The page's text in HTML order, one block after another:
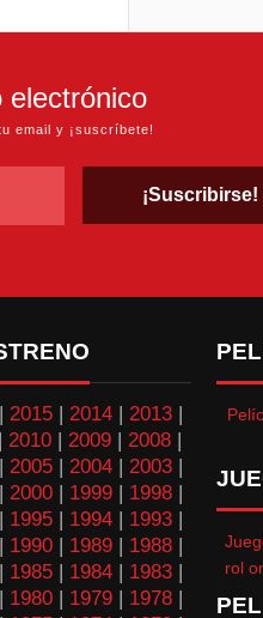
email y ¡suscríbete!
2015| 2014| 2013|
|2010 |2009 |2008 |
2005| 2004| 2003|
2000| 1999| 1998|
1995| 1994| 1993|
1990| 1989| 1988|
1985| 1984| 1983|
1980| 1979| 1978|
rol